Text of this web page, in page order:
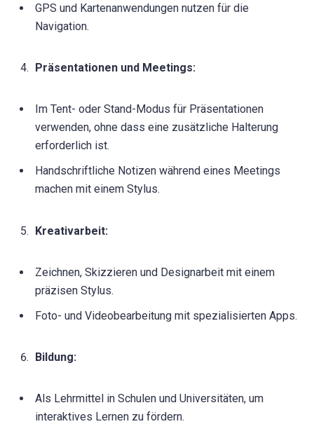
GPS und Kartenanwendungen nutzen für die
Navigation.
Präsentationen und Meetings:
Im Tent- oder Stand-Modus für Präsentationen
verwenden, ohne dass eine zusätzliche Halterung
erforderlich ist.
Handschriftliche Notizen während eines Meetings
machen mit einem Stylus.
Kreativarbeit:
Zeichnen, Skizzieren und Designarbeit mit einem
präzisen Stylus.
Foto- und Videobearbeitung mit spezialisierten Apps.
Bildung:
Als Lehrmittel in Schulen und Universitäten, um
interaktives Lernen zu fördern.